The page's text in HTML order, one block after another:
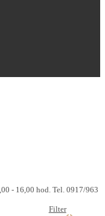
- 16,00 hod. Tel. 0917/963
Filter